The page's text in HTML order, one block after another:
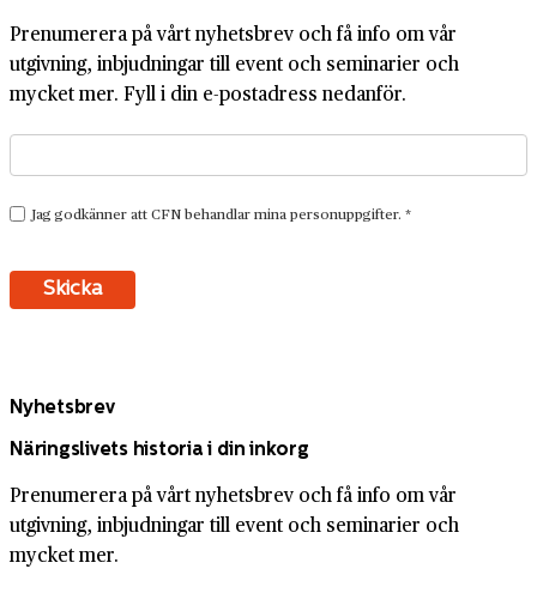
Prenumerera på vårt nyhetsbrev och få info om vår
utgivning, inbjudningar till event och seminarier och
mycket mer. Fyll i din e-postadress nedanför.
Nyhetsbrev
Näringslivets historia i din inkorg
Prenumerera på vårt nyhetsbrev och få info om vår
utgivning, inbjudningar till event och seminarier och
mycket mer.